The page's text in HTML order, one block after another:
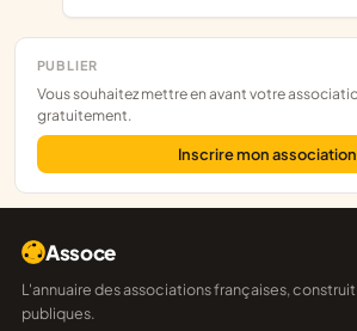
PUBLIER
Vous souhaitez mettre en avant votre association ? Inscrivez-la
gratuitement.
Inscrire mon association
Assoce
L'annuaire des associations françaises, construit sur les données
publiques.